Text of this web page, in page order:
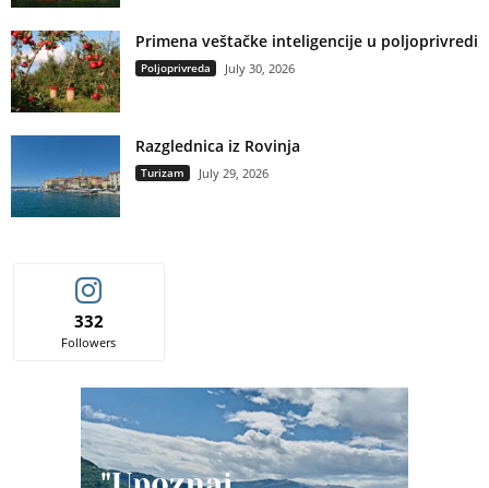
Primena veštačke inteligencije u poljoprivredi
Poljoprivreda July 30, 2026
Razglednica iz Rovinja
Turizam July 29, 2026
332
Followers